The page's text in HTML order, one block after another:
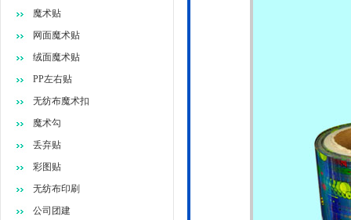
魔术贴
网面魔术贴
绒面魔术贴
PP左右贴
无纺布魔术扣
魔术勾
丢弃贴
彩图贴
无纺布印刷
公司团建